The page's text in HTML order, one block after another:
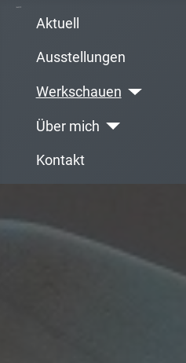
Aktuell
Ausstellungen
Werkschauen
Über mich
Kontakt